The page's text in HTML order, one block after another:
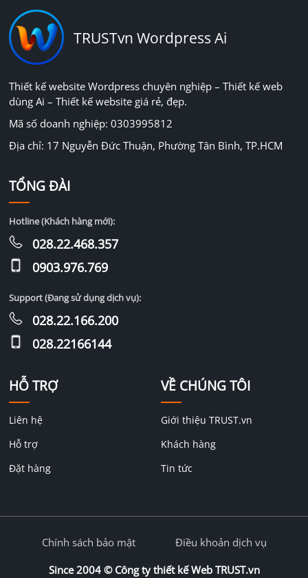
TRUSTvn Wordpress Ai
Thiết kế website Wordpress chuyên nghiệp – Thiết kế web
dùng Ai – Thiết kế website giá rẻ, đẹp.
Mã số doanh nghiệp: 0303995812
Địa chỉ: 17 Nguyễn Đức Thuận, Phường Tân Bình, TP.HCM
HỖ TRỢ
Liên hệ
Hỗ trợ
Đặt hàng
VỀ CHÚNG TÔI
Giới thiệu TRUST.vn
Khách hàng
Tin tức
TỔNG ĐÀI
Hotline (Khách hàng mới):
028.22.468.357
0903.976.769
Support (Đang sử dụng dịch vụ):
028.22.166.200
028.22166144
Since 2004 © Công ty thiết kế Web TRUST.vn
Chính sách bảo mật Điều khoản dịch vụ